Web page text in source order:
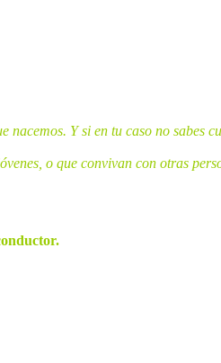
nacemos. Y si en tu caso no sabes
o que convivan con otras
estrujaremos